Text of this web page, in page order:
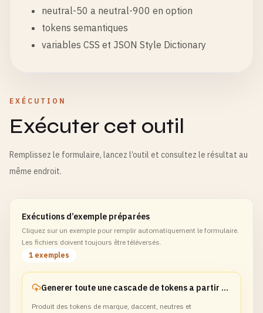
neutral-50 a neutral-900 en option
tokens semantiques
variables CSS et JSON Style Dictionary
EXÉCUTION
Exécuter cet outil
Remplissez le formulaire, lancez l’outil et consultez le résultat au
même endroit.
Exécutions d’exemple préparées
Cliquez sur un exemple pour remplir automatiquement le formulaire.
Les fichiers doivent toujours être téléversés.
1 exemples
Generer toute une cascade de tokens a partir dun bleu de marque
Produit des tokens de marque, daccent, neutres et